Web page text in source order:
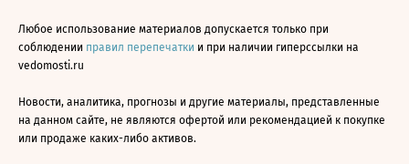
Любое использование материалов допускается только при
соблюдении правил перепечатки и при наличии гиперссылки на
vedomosti.ru
Новости, аналитика, прогнозы и другие материалы, представленные
на данном сайте, не являются офертой или рекомендацией к покупке
или продаже каких-либо активов.